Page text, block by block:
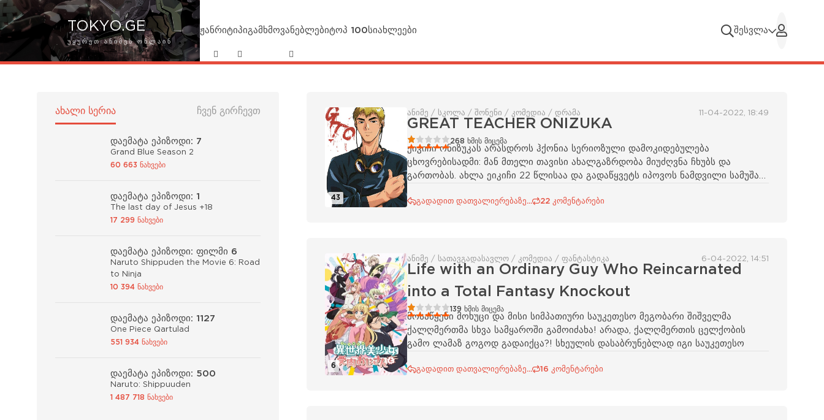
TOKYO.GE
ᲣᲧᲣᲠᲔᲗ ᲐᲜᲘᲛᲔᲡ ᲝᲜᲚᲐᲘᲜ
ჟანრიტიპიგამხმოვანებლებიტოპ 100სიახლეები შესვლა
43
ანიმე / სკოლა / შონენი / კომედია / დრამა 11-04-2022, 18:49
GREAT TEACHER ONIZUKA
1 2 3 4 5 268 ხმის მიცემა
ეიკიჩი ონიზუკას არასდროს ჰქონია სერიოზული დამოკიდებულება
ცხოვრებისადმი: მან მთელი თავისი ახალგაზრდობა მიუძღვნა ჩხუბს და
გართობას. ახლა ეიკიჩი 22 წლისაა და გადაწყვეტს იპოვოს ნამდვილი სამუშაო
გადადით დათვალიერებაზე... 22 კომენტარები
6
ანიმე / სათავგადასავლო / კომედია / ფანტასტიკა 6-04-2022, 14:51
Life with an Ordinary Guy Who Reincarnated
into a Total Fantasy Knockout
1 2 3 4 5 139 ხმის მიცემა
მოსაწყენი მოხუცი და მისი სიმპათიური საუკეთესო მეგობარი შიშველმა
ქალღმერთმა სხვა სამყაროში გამოიძახა! არადა, ქალღმერთის ცელქობის
გამო ლამაზ გოგოდ გადაიქცა?! სხეულის დასაბრუნებლად იგი საუკეთესო
გადადით დათვალიერებაზე... 16 კომენტარები
ᲐᲮᲐᲚᲘ ᲡᲔᲠᲘᲐ ᲩᲕᲔᲜ ᲒᲘᲠᲩᲔᲕᲗ
დაემატა ეპიზოდი: 7
Grand Blue Season 2
60 663 ნახვები
დაემატა ეპიზოდი: 1
The last day of Jesus +18
17 299 ნახვები
დაემატა ეპიზოდი: ფილმი 6
Naruto Shippuden the Movie 6: Road
to Ninja
10 394 ნახვები
დაემატა ეპიზოდი: 1127
One Piece Qartulad
551 934 ნახვები
დაემატა ეპიზოდი: 500
Naruto: Shippuuden
1 487 718 ნახვები